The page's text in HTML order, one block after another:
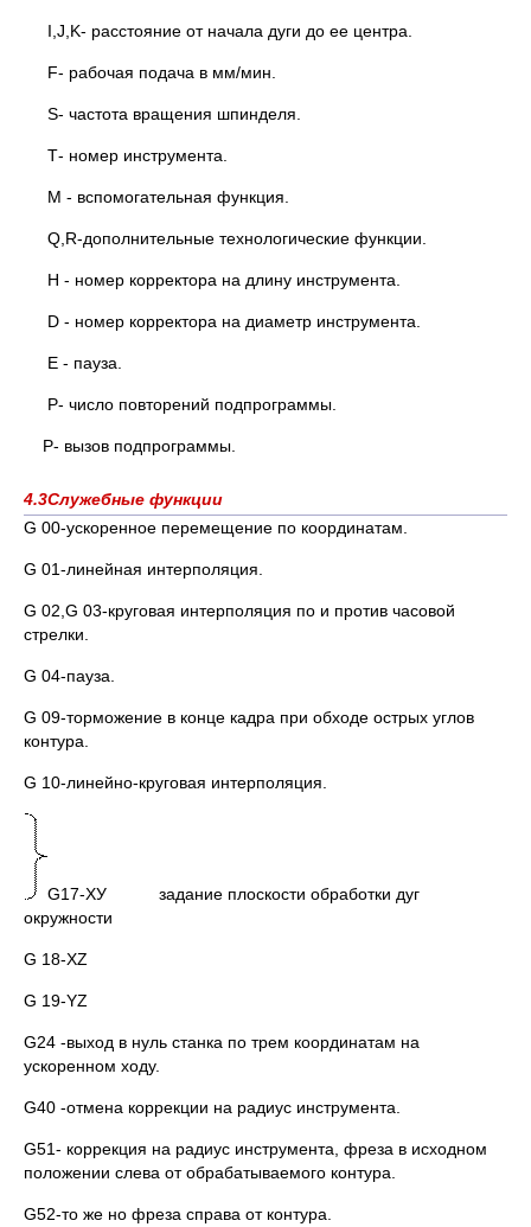
I,J,K- расстояние от начала дуги до ее центра.
F- рабочая подача в мм/мин.
S- частота вращения шпинделя.
Т- номер инструмента.
М - вспомогательная функция.
Q,R-дополнительные технологические функции.
Н - номер корректора на длину инструмента.
D - номер корректора на диаметр инструмента.
Е - пауза.
P- число повторений подпрограммы.
Р- вызов подпрограммы.
4.3Служебные функции
G 00-ускоренное перемещение по координатам.
G 01-линейная интерполяция.
G 02,G 03-круговая интерполяция по и против часовой
стрелки.
G 04-пауза.
G 09-торможение в конце кадра при обходе острых углов
контура.
G 10-линейно-круговая интерполяция.
G17-ХУ задание плоскости обработки дуг
окружности
G 18-XZ
G 19-YZ
G24 -выход в нуль станка по трем координатам на
ускоренном ходу.
G40 -отмена коррекции на радиус инструмента.
G51- коррекция на радиус инструмента, фреза в исходном
положении слева от обрабатываемого контура.
G52-то же но фреза справа от контура.